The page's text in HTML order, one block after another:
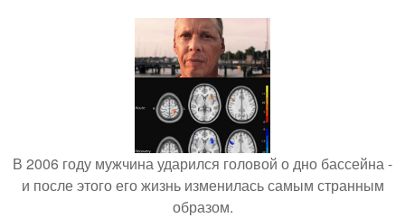
В 2006 году мужчина ударился головой о дно бассейна -
и после этого его жизнь изменилась самым странным
образом.